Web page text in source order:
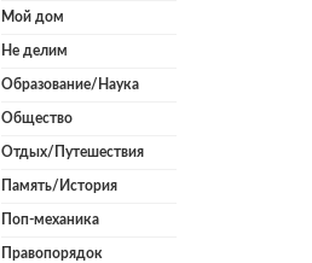
Мой дом
Не делим
Образование/Наука
Общество
Отдых/Путешествия
Память/История
Поп-механика
Правопорядок